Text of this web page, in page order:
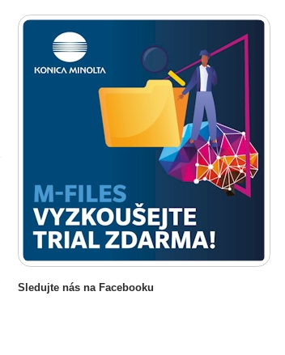
Sledujte nás na Facebooku